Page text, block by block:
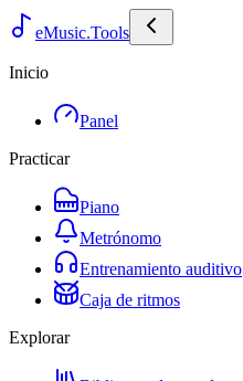
eMusic.Tools
Inicio
Panel
Practicar
Piano
Metrónomo
Entrenamiento auditivo
Caja de ritmos
Explorar